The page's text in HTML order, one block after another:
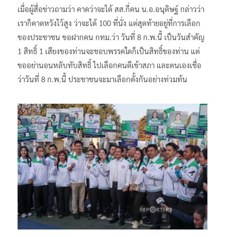
เมื่อผู้สื่อข่าวถามว่า คาดว่าจะได้ สส.กี่คน น.อ.อนุดิษฐ์ กล่าวว่า
เราก็คาดหวังไว้สูง ว่าจะได้ 100 ที่นั่ง แต่สุดท้ายอยู่ที่การเลือก
ของประชาชน ขอฝากคน กทม.ว่า วันที่ 8 ก.พ.นี้ เป็นวันสำคัญ
1 สิทธิ์ 1 เสียงของท่านจะชอบพรรคใดก็เป็นสิทธิ์ของท่าน แต่
ขออย่านอนหลับทับสิทธิ์ ไปเลือกคนดีเข้าสภา และตนเองเชื่อ
ว่าวันที่ 8 ก.พ.นี้ ประชาชนจะมาเลือกตั้งกันอย่างท่วมท้น